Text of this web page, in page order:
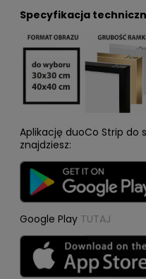
Specyfikacja
Aplikację duoCo Strip do
znajdziesz:
Google Play TUTAJ